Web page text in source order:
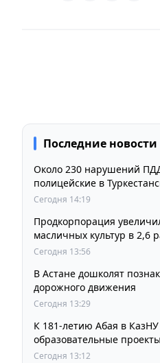
Последние новости
Около 230 нарушений
полицейские в
Сегодня 14:19
Продкорпорация
масличных культур в 2,6
Сегодня 13:56
В Астане дошколят
дорожного движения
Сегодня 13:29
К 181-летию Абая в
образовательные
области абаеведения
Сегодня 13:12